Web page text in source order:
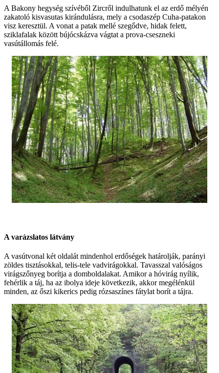
A Bakony hegység szívéből Zircről indulhatunk el az erdő mélyén
zakatoló kisvasutas kirándulásra, mely a csodaszép Cuha-patakon
visz keresztül. A vonat a patak mellé szegődve, hidak felett,
sziklafalak között bújócskázva vágtat a prova-cseszneki
vasútállomás felé.
A varázslatos látvány
A vasútvonal két oldalát mindenhol erdőségek határolják, parányi
zöldes tisztásokkal, telis-tele vadvirágokkal. Tavasszal valóságos
virágszőnyeg borítja a domboldalakat. Amikor a hóvirág nyílik,
fehérlik a táj, ha az ibolya ideje következik, akkor megélénkül
minden, az őszi kikerics pedig rózsaszínes fátylat borít a tájra.